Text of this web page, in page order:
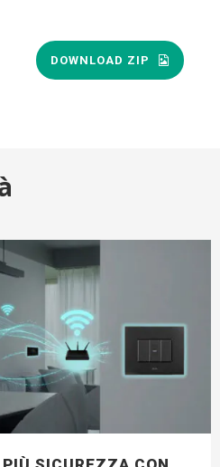
DOWNLOAD ZIP